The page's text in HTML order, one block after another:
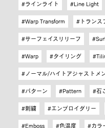
ラインライト Line Light
Warp Transform トランス
サーフェイスリリーフ
Warp タイリング
ノーマル/ハイトアジャストメ
パターン Pattern 石
刺繍 エンブロイダリー
Emboss 色温度 カラ